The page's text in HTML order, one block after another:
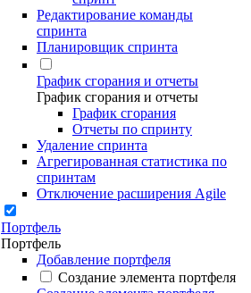
Редактирование команды
спринта
Планировщик спринта
График сгорания и отчеты
График сгорания и отчеты
График сгорания
Отчеты по спринту
Удаление спринта
Агрегированная статистика по
спринтам
Отключение расширения Agile
Портфель
Портфель
Добавление портфеля
Создание элемента портфеля